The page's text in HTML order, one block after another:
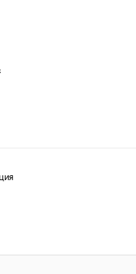
авторских прав